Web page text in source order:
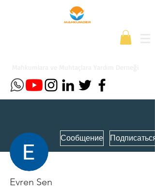
Сообщение Подписаться
Evren Sen